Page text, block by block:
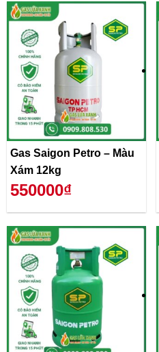
Gas Saigon Petro – Màu
Xám 12kg
550000₫